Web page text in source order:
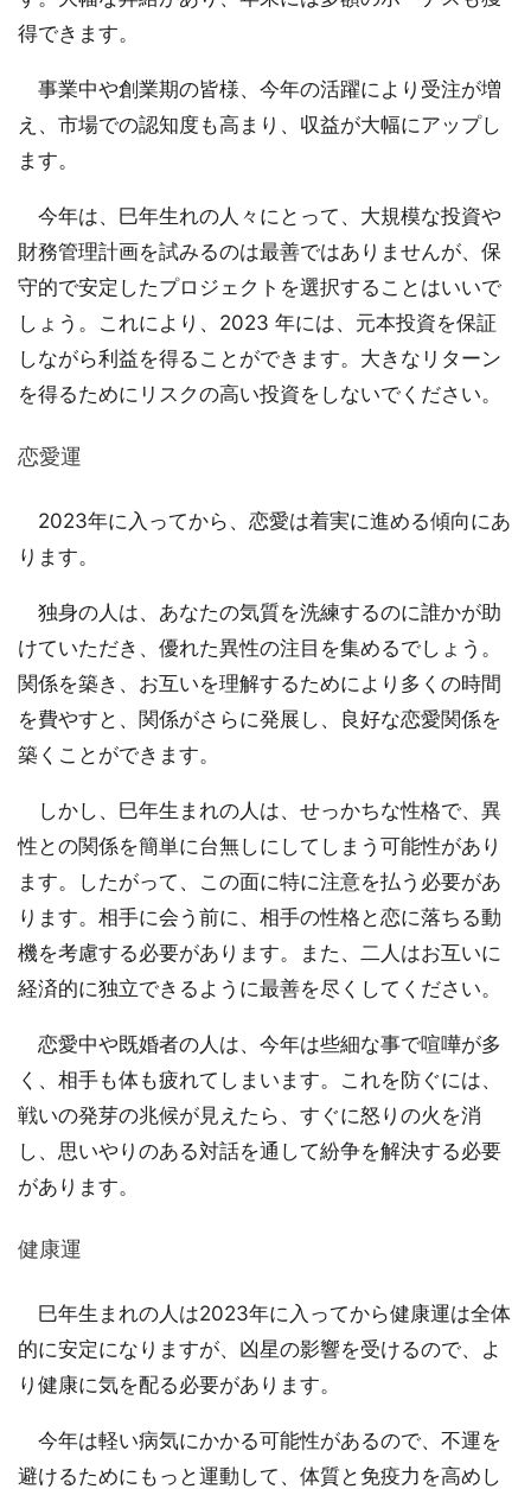
得できます。
事業中や創業期の皆様、今年の活躍により受注が増
え、市場での認知度も高まり、収益が大幅にアップし
ます。
今年は、巳年生れの人々にとって、大規模な投資や
財務管理計画を試みるのは最善ではありませんが、保
守的で安定したプロジェクトを選択することはいいで
しょう。これにより、2023 年には、元本投資を保証
しながら利益を得ることができます。大きなリターン
を得るためにリスクの高い投資をしないでください。
恋愛運
2023年に入ってから、恋愛は着実に進める傾向にあ
ります。
独身の人は、あなたの気質を洗練するのに誰かが助
けていただき、優れた異性の注目を集めるでしょう。
関係を築き、お互いを理解するためにより多くの時間
を費やすと、関係がさらに発展し、良好な恋愛関係を
築くことができます。
しかし、巳年生まれの人は、せっかちな性格で、異
性との関係を簡単に台無しにしてしまう可能性があり
ます。したがって、この面に特に注意を払う必要があ
ります。相手に会う前に、相手の性格と恋に落ちる動
機を考慮する必要があります。また、二人はお互いに
経済的に独立できるように最善を尽くしてください。
恋愛中や既婚者の人は、今年は些細な事で喧嘩が多
く、相手も体も疲れてしまいます。これを防ぐには、
戦いの発芽の兆候が見えたら、すぐに怒りの火を消
し、思いやりのある対話を通して紛争を解決する必要
があります。
健康運
巳年生まれの人は2023年に入ってから健康運は全体
的に安定になりますが、凶星の影響を受けるので、よ
り健康に気を配る必要があります。
今年は軽い病気にかかる可能性があるので、不運を
避けるためにもっと運動して、体質と免疫力を高めし